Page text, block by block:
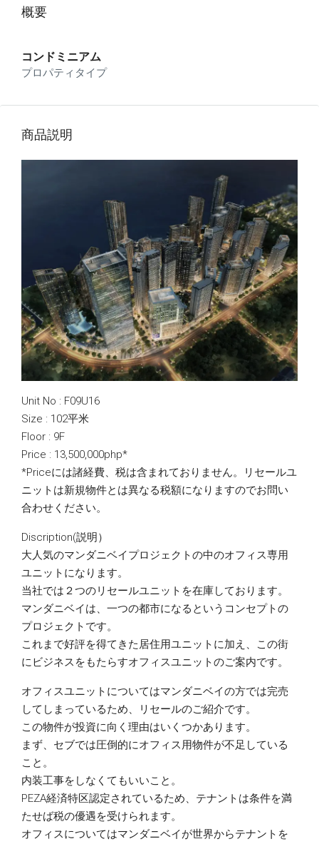
概要
コンドミニアム
プロパティタイプ
商品説明
Unit No : F09U16
Size : 102平米
Floor : 9F
Price : 13,500,000php*
*Priceには諸経費、税は含まれておりません。リセールユ
ニットは新規物件とは異なる税額になりますのでお問い
合わせください。
Discription(説明）
大人気のマンダニベイプロジェクトの中のオフィス専用
ユニットになります。
当社では２つのリセールユニットを在庫しております。
マンダニベイは、一つの都市になるというコンセプトの
プロジェクトです。
これまで好評を得てきた居住用ユニットに加え、この街
にビジネスをもたらすオフィスユニットのご案内です。
オフィスユニットについてはマンダニベイの方では完売
してしまっているため、リセールのご紹介です。
この物件が投資に向く理由はいくつかあります。
まず、セブでは圧倒的にオフィス用物件が不足している
こと。
内装工事をしなくてもいいこと。
PEZA経済特区認定されているため、テナントは条件を満
たせば税の優遇を受けられます。
オフィスについてはマンダニベイが世界からテナントを